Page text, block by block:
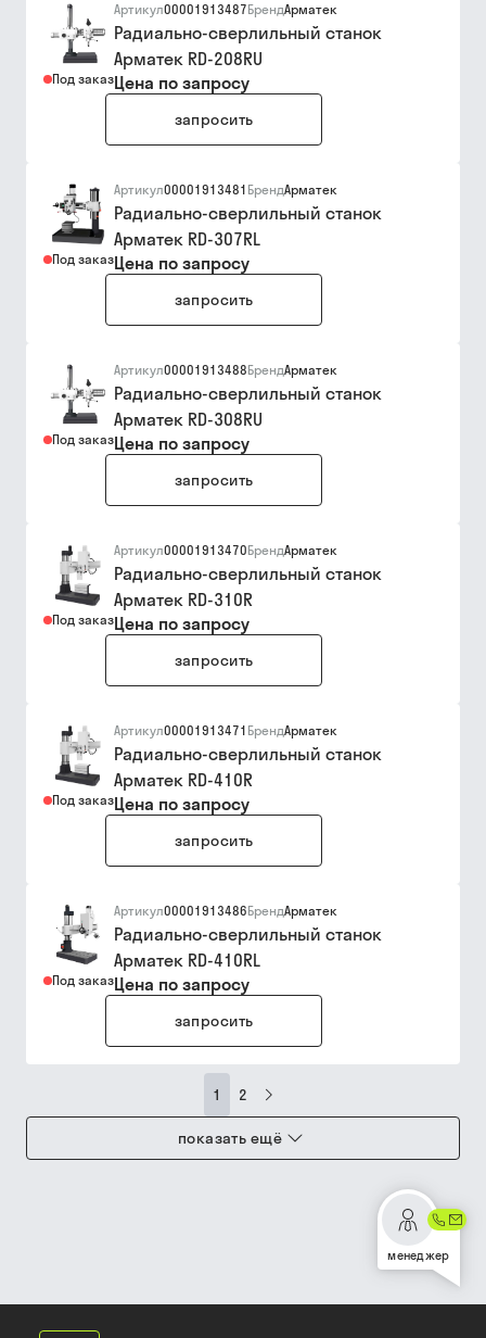
Под заказ
Артикул00001913487БрендАрматек
Радиально-сверлильный станок
Арматек RD-208RU
Цена по запросу
запросить
Под заказ
Артикул00001913481 БрендАрматек
Радиально-сверлильный станок
Арматек RD-307RL
Цена по запросу
запросить
Под заказ
Артикул00001913488БрендАрматек
Радиально-сверлильный станок
Арматек RD-308RU
Цена по запросу
запросить
Под заказ
Артикул00001913470БрендАрматек
Радиально-сверлильный станок
Арматек RD-310R
Цена по запросу
запросить
Под заказ
Артикул00001913471 БрендАрматек
Радиально-сверлильный станок
Арматек RD-410R
Цена по запросу
запросить
Под заказ
Артикул00001913486БрендАрматек
Радиально-сверлильный станок
Арматек RD-410RL
Цена по запросу
запросить
1 2
показать ещё
менеджер